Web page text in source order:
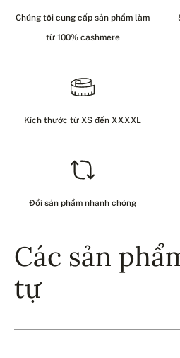
Chúng tôi cung cấp sản phẩm làm
từ 100% cashmere
Kích thước từ XS đến XXXXL
Đổi sản phẩm nhanh chóng
Các sản
tự